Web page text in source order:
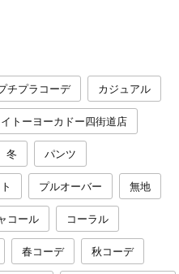
チプラコーデ カジュアル
イトーヨーカドー四街道店
冬 パンツ
プルオーバー 無地
コール コーラル
春コーデ 秋コーデ